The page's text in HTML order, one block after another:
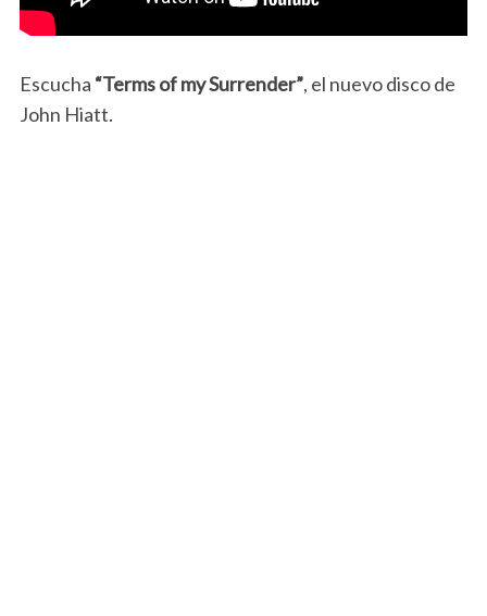
Escucha “Terms of my Surrender”, el nuevo disco de
John Hiatt.